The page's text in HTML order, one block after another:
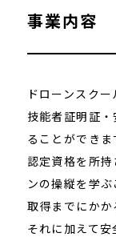
事業内容
ドローンスク
技能者証明証
ることができま
認定資格を所
ンの操縦を学ぶ
取得までにかか
それに加えて